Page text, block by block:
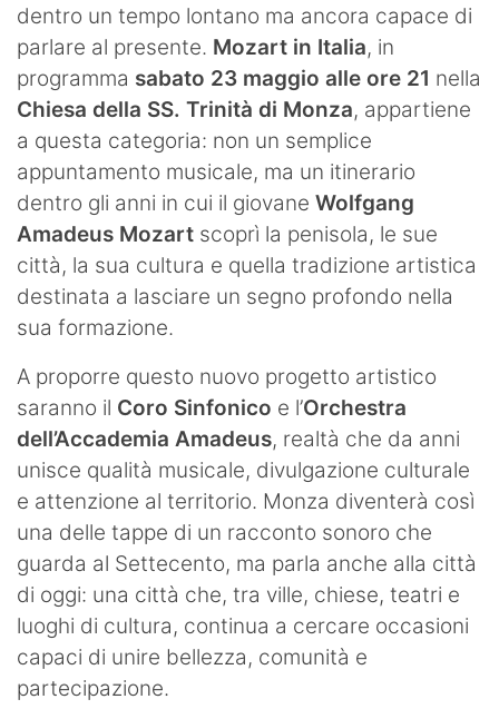
dentro un tempo lontano ma ancora capace di
parlare al presente. Mozart in Italia, in
programma sabato 23 maggio alle ore 21 nella
Chiesa della SS. Trinità di Monza, appartiene
a questa categoria: non un semplice
appuntamento musicale, ma un itinerario
dentro gli anni in cui il giovane Wolfgang
Amadeus Mozart scoprì la penisola, le sue
città, la sua cultura e quella tradizione artistica
destinata a lasciare un segno profondo nella
sua formazione.
A proporre questo nuovo progetto artistico
saranno il Coro Sinfonico e l’Orchestra
dell’Accademia Amadeus, realtà che da anni
unisce qualità musicale, divulgazione culturale
e attenzione al territorio. Monza diventerà così
una delle tappe di un racconto sonoro che
guarda al Settecento, ma parla anche alla città
di oggi: una città che, tra ville, chiese, teatri e
luoghi di cultura, continua a cercare occasioni
capaci di unire bellezza, comunità e
partecipazione.